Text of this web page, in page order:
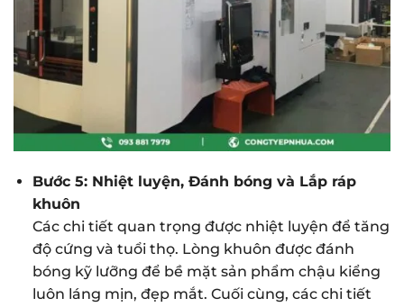
Bước 5: Nhiệt luyện, Đánh bóng và Lắp ráp
khuôn
Các chi tiết quan trọng được nhiệt luyện để tăng
độ cứng và tuổi thọ. Lòng khuôn được đánh
bóng kỹ lưỡng để bề mặt sản phẩm chậu kiểng
luôn láng mịn, đẹp mắt. Cuối cùng, các chi tiết